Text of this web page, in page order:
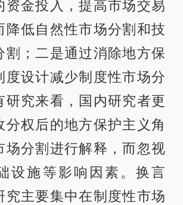
资金投入，提高市场交易
降低自然性市场分割和技
割；二是通过消除地方保
度设计减少制度性市场分
研究来看，国内研究者更
分权后的地方保护主义角
场分割进行解释，而忽视
设施等影响因素。换言
究主要集中在制度性市场